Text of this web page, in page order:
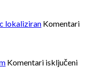
radu
odvozu
lokaliziran Komentari
Komentari isključeniza